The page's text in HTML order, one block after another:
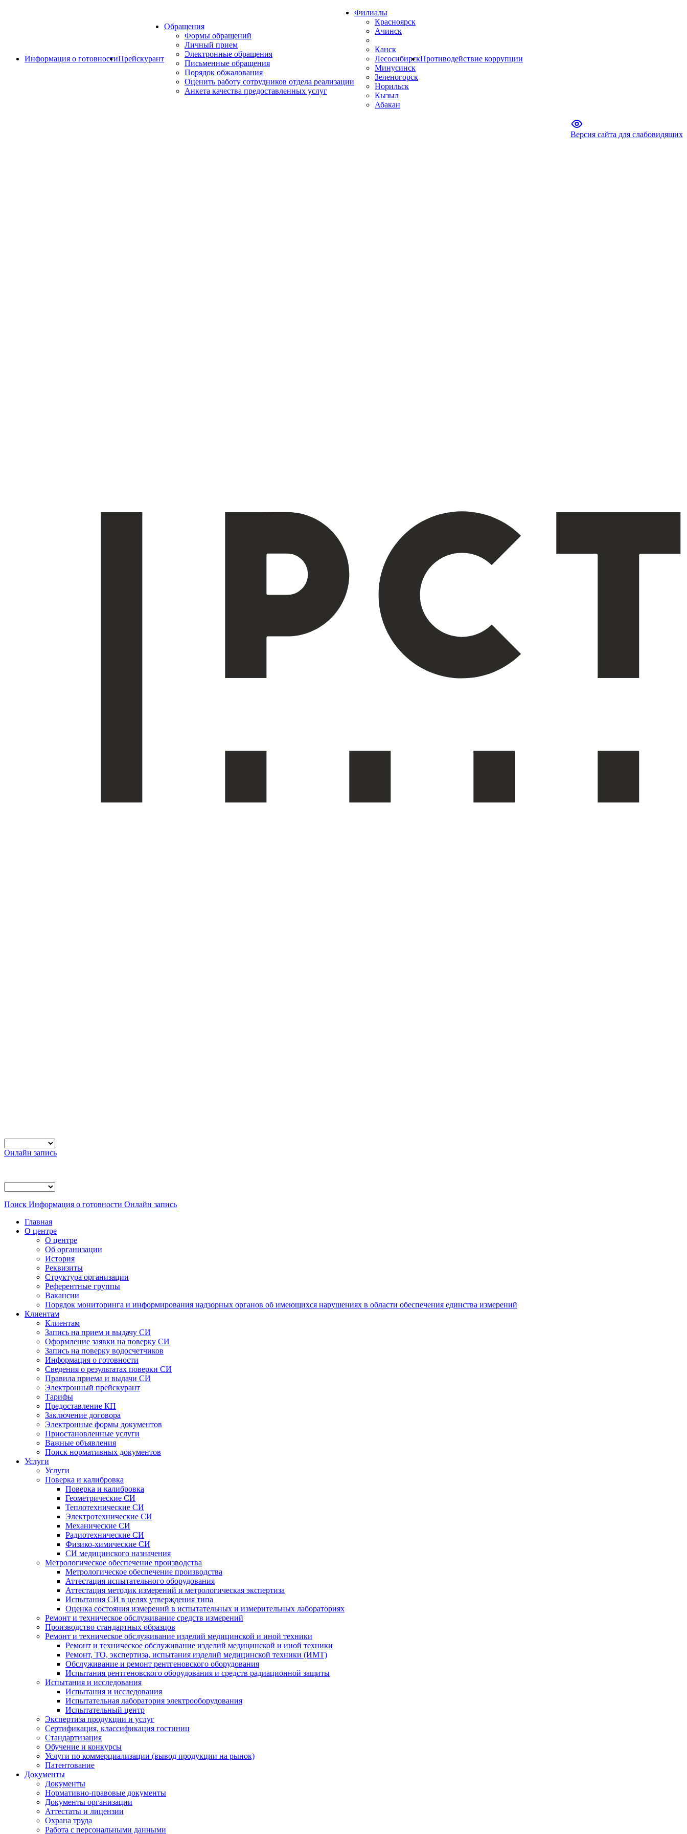
Информация о готовностиПрейскурант
Обращения
Формы обращений
Личный прием
Электронные обращения
Письменные обращения
Порядок обжалования
Оценить работу сотрудников отдела реализации
Анкета качества предоставленных услуг
Филиалы
Красноярск
Ачинск
Канск
Лесосибирск
Минусинск
Зеленогорск
Норильск
Кызыл
Абакан
Противодействие коррупции
Версия сайта для слабовидящих
Онлайн запись
Поиск Информация о готовности Онлайн запись
Главная
О центре
О центре
Об организации
История
Реквизиты
Структура организации
Референтные группы
Вакансии
Порядок мониторинга и информирования надзорных органов об имеющихся нарушениях в области обеспечения единства измерений
Клиентам
Клиентам
Запись на прием и выдачу СИ
Оформление заявки на поверку СИ
Запись на поверку водосчетчиков
Информация о готовности
Сведения о результатах поверки СИ
Правила приема и выдачи СИ
Электронный прейскурант
Тарифы
Предоставление КП
Заключение договора
Электронные формы документов
Приостановленные услуги
Важные объявления
Поиск нормативных документов
Услуги
Услуги
Поверка и калибровка
Поверка и калибровка
Геометрические СИ
Теплотехнические СИ
Электротехнические СИ
Механические СИ
Радиотехнические СИ
Физико-химические СИ
СИ медицинского назначения
Метрологическое обеспечение производства
Метрологическое обеспечение производства
Аттестация испытательного оборудования
Аттестация методик измерений и метрологическая экспертиза
Испытания СИ в целях утверждения типа
Оценка состояния измерений в испытательных и измерительных лабораториях
Ремонт и техническое обслуживание средств измерений
Производство стандартных образцов
Ремонт и техническое обслуживание изделий медицинской и иной техники
Ремонт и техническое обслуживание изделий медицинской и иной техники
Ремонт, ТО, экспертиза, испытания изделий медицинской техники (ИМТ)
Обслуживание и ремонт рентгеновского оборудования
Испытания рентгеновского оборудования и средств радиационной защиты
Испытания и исследования
Испытания и исследования
Испытательная лаборатория электрооборудования
Испытательный центр
Экспертиза продукции и услуг
Сертификация, классификация гостиниц
Стандартизация
Обучение и конкурсы
Услуги по коммерциализации (вывод продукции на рынок)
Патентование
Документы
Документы
Нормативно-правовые документы
Документы организации
Аттестаты и лицензии
Охрана труда
Работа с персональными данными